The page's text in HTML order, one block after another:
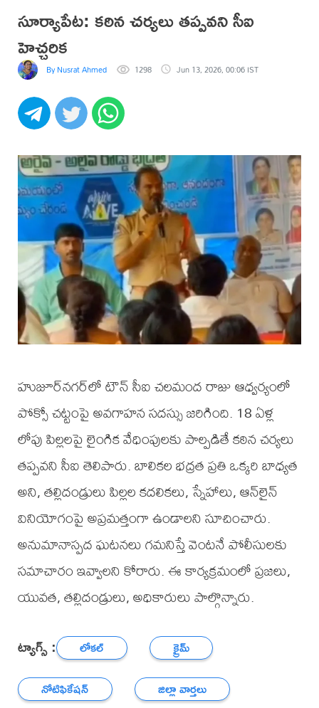
సూర్యాపేట: కఠిన చర్యలు తప్పవని సీఐ
హెచ్చరిక
By Nusrat Ahmed 1298 Jun 13, 2026, 00:06 IST
హుజూర్‌నగర్‌లో టౌన్ సీఐ చలమంద రాజు ఆధ్వర్యంలో
పోక్సో చట్టంపై అవగాహన సదస్సు జరిగింది. 18 ఏళ్ల
లోపు పిల్లలపై లైంగిక వేధింపులకు పాల్పడితే కఠిన చర్యలు
తప్పవని సీఐ తెలిపారు. బాలికల భద్రత ప్రతి ఒక్కరి బాధ్యత
అని, తల్లిదండ్రులు పిల్లల కదలికలు, స్నేహాలు, ఆన్‌లైన్
వినియోగంపై అప్రమత్తంగా ఉండాలని సూచించారు.
అనుమానాస్పద ఘటనలు గమనిస్తే వెంటనే పోలీసులకు
సమాచారం ఇవ్వాలని కోరారు. ఈ కార్యక్రమంలో ప్రజలు,
యువత, తల్లిదండ్రులు, అధికారులు పాల్గొన్నారు.
ట్యాగ్స్ : లోకల్
క్రైమ్
నోటిఫికేషన్
జిల్లా వార్తలు